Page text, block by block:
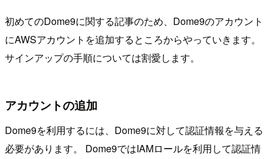
初めてのDome9に関する記事のため、Dome9のアカウント
にAWSアカウントを追加するところからやっていきます。
サインアップの手順については割愛します。
アカウントの追加
Dome9を利用するには、Dome9に対して認証情報を与える
必要があります。 Dome9ではIAMロールを利用して認証情